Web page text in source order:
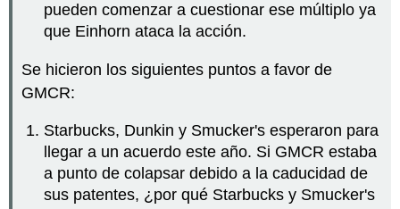
pueden comenzar a cuestionar ese múltiplo ya
que Einhorn ataca la acción.
Se hicieron los siguientes puntos a favor de
GMCR:
Starbucks, Dunkin y Smucker's esperaron para
llegar a un acuerdo este año. Si GMCR estaba
a punto de colapsar debido a la caducidad de
sus patentes, ¿por qué Starbucks y Smucker's